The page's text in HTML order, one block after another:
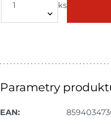
ks
dnů
dnů
Parametry
EAN: